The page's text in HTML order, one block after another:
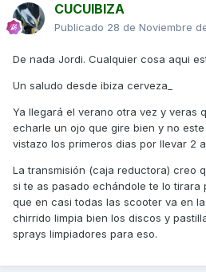
CUCUIBIZA
Publicado 28 de Noviembre
De nada Jordi. Cualquier cosa aqui
Un saludo desde ibiza cerveza_
Ya llegará el verano otra vez y veras
echarle un ojo que gire bien y no
vistazo los primeros dias por llevar 2
La transmisión (caja reductora) creo
si te as pasado echándole te lo tirara
que en casi todas las scooter va en
chirrido limpia bien los discos y
sprays limpiadores para eso.